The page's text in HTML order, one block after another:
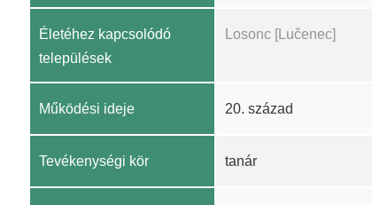
Életéhez kapcsolódó
települések
Losonc [Lučenec]
Működési ideje 20. század
Tevékenységi kör tanár